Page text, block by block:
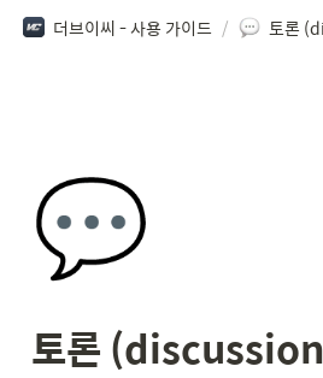
더브이씨 - 사용 가이드 / 토론
💬
토론